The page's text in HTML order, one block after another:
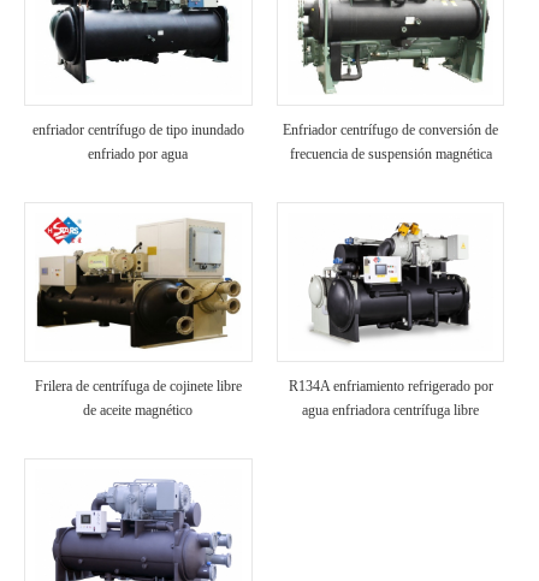
enfriador centrífugo de tipo inundado
enfriado por agua
Enfriador centrífugo de conversión de
frecuencia de suspensión magnética
Frilera de centrífuga de cojinete libre
de aceite magnético
R134A enfriamiento refrigerado por
agua enfriadora centrífuga libre